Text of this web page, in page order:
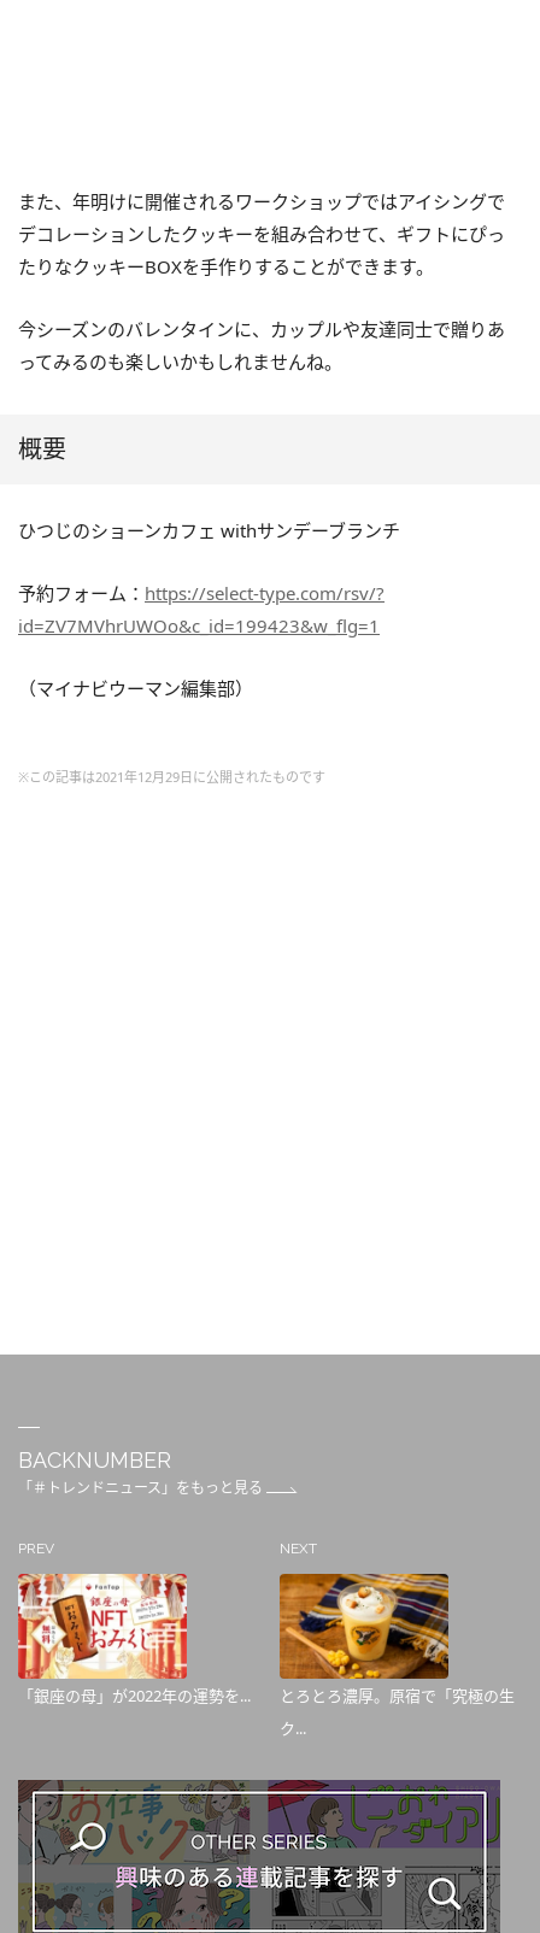
また、年明けに開催されるワークショップではアイシングで
デコレーションしたクッキーを組み合わせて、ギフトにぴっ
たりなクッキーBOXを手作りすることができます。
今シーズンのバレンタインに、カップルや友達同士で贈りあ
ってみるのも楽しいかもしれませんね。
概要
ひつじのショーンカフェ withサンデーブランチ
予約フォーム： https://select-type.com/rsv/?
id=ZV7MVhrUWOo&c_id=199423&w_flg=1
（マイナビウーマン編集部）
※この記事は2021年12月29日に公開されたものです
BACKNUMBER
「＃トレンドニュース」をもっと見る
PREV
「銀座の母」が2022年の運勢を...
NEXT
とろとろ濃厚。原宿で「究極の生
ク...